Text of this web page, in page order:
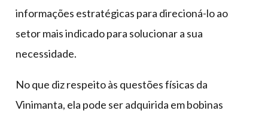
informações estratégicas para direcioná-lo ao
setor mais indicado para solucionar a sua
necessidade.
No que diz respeito às questões físicas da
Vinimanta, ela pode ser adquirida em bobinas